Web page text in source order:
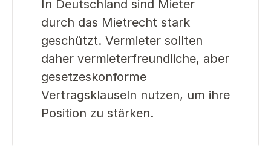
In Deutschland sind Mieter
durch das Mietrecht stark
geschützt. Vermieter sollten
daher vermieterfreundliche, aber
gesetzeskonforme
Vertragsklauseln nutzen, um ihre
Position zu stärken.